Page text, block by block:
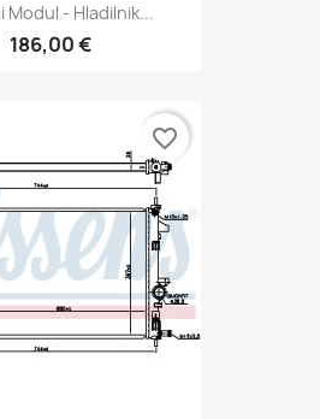
Modul - Hladilnik...
186,00 €
favorite_border